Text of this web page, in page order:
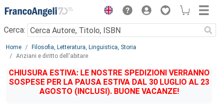
Menu
Cerca:
Main content
Home
Filosofia, Letteratura, Linguistica, Storia
Anziani e diritto dell'abitare
CHIUSURA ESTIVA: LE NOSTRE SPEDIZIONI VERRANNO
SOSPESE PER LA PAUSA ESTIVA DAL 30 LUGLIO AL 23
AGOSTO (INCLUSI). BUONE VACANZE!